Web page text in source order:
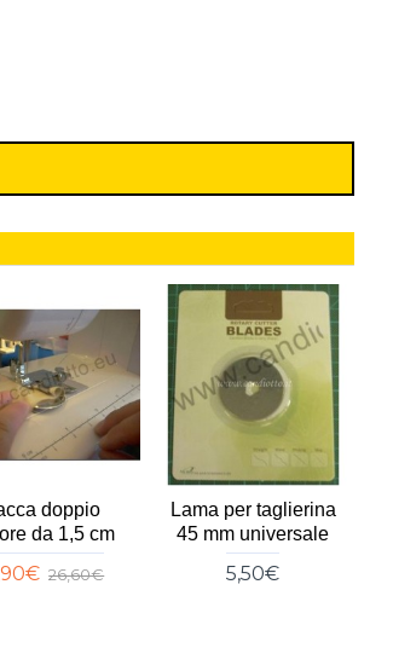
doppio
da 1,5 cm
26,60€
Lama per taglierina
45 mm universale
5,50€